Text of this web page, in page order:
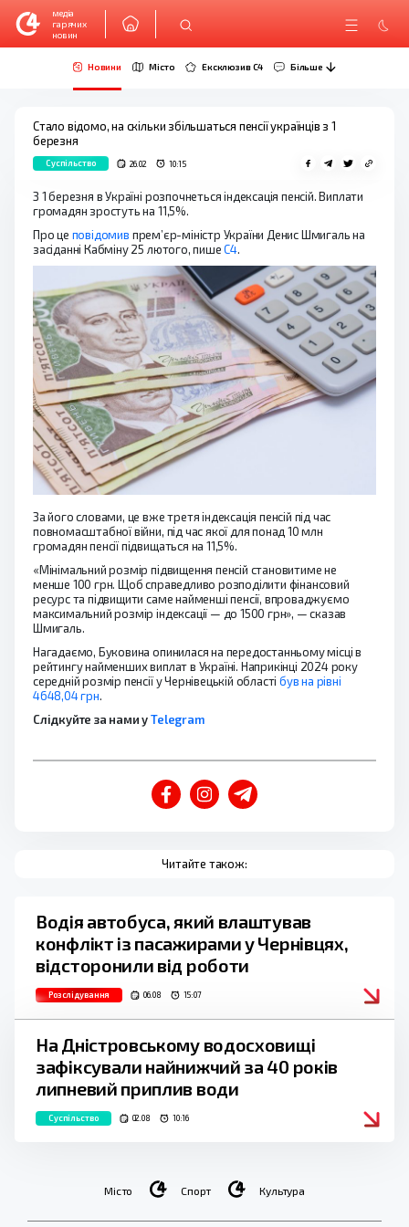
медіа
гарячих
новин
Новини Місто Ексклюзив C4 Більше
Стало відомо, на скільки збільшаться пенсії українців з 1
березня
Суспільство 26.02 10:15
З 1 березня в Україні розпочнеться індексація пенсій. Виплати
громадян зростуть на 11,5%.
Про це повідомив прем’єр-міністр України Денис Шмигаль на
засіданні Кабміну 25 лютого, пишеС4.
За його словами, це вже третя індексація пенсій під час
повномасштабної війни, під час якої для понад 10 млн
громадян пенсії підвищаться на 11,5%.
«Мінімальний розмір підвищення пенсій становитиме не
менше 100 грн. Щоб справедливо розподілити фінансовий
ресурс та підвищити саме найменші пенсії, впроваджуємо
максимальний розмір індексації — до 1500 грн», — сказав
Шмигаль.
Нагадаємо, Буковина опинилася на передостанньому місці в
рейтингу найменших виплат в Україні. Наприкінці 2024 року
середній розмір пенсії у Чернівецькій областібув на рівні
4648,04 грн.
Слідкуйте за нами уTelegram
Читайте також:
Водія автобуса, який влаштував
конфлікт із пасажирами у Чернівцях,
відсторонили від роботи
Розслідування 06.08 15:07
На Дністровському водосховищі
зафіксували найнижчий за 40 років
липневий приплив води
Суспільство 02.08 10:16
Місто Спорт Культура